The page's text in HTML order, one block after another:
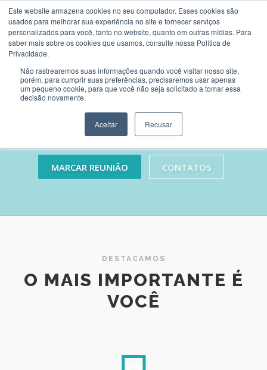
Este website armazena cookies no seu computador. Esses cookies são
usados ​​para melhorar sua experiência no site e fornecer serviços
personalizados para você, tanto no website, quanto em outras mídias. Para
saber mais sobre os cookies que usamos, consulte nossa Política de
Privacidade.
Não rastrearemos suas informações quando você visitar nosso site,
porém, para cumprir suas preferências, precisaremos usar apenas
um pequeno cookie, para que você não seja solicitado a tomar essa
decisão novamente.
Aceitar Recusar
para
conteúdo
BEM VINDO ACONSELHAMENTO EMPRESAS
NOVIDADES REUNIÃO
CONTATOS NOVIDADES
SEGUROSMULTIRISCOS
Na Desiseg o mais importantesão as pessoas
por isso acreditamos que conseguimos sempre o melhor para si!
MARCAR REUNIÃO CONTATOS
DESTACAMOS
O MAIS IMPORTANTE É
VOCÊ